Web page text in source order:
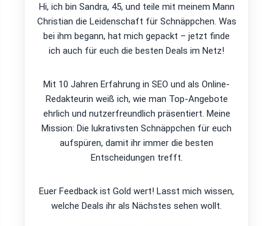
Hi, ich bin Sandra, 45, und teile mit meinem Mann
Christian die Leidenschaft für Schnäppchen. Was
bei ihm begann, hat mich gepackt – jetzt finde
ich auch für euch die besten Deals im Netz!
Mit 10 Jahren Erfahrung in SEO und als Online-
Redakteurin weiß ich, wie man Top-Angebote
ehrlich und nutzerfreundlich präsentiert. Meine
Mission: Die lukrativsten Schnäppchen für euch
aufspüren, damit ihr immer die besten
Entscheidungen trefft.
Euer Feedback ist Gold wert! Lasst mich wissen,
welche Deals ihr als Nächstes sehen wollt.